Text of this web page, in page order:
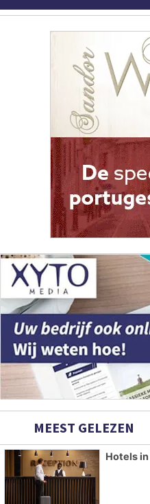
MEEST GELEZEN
Hotels